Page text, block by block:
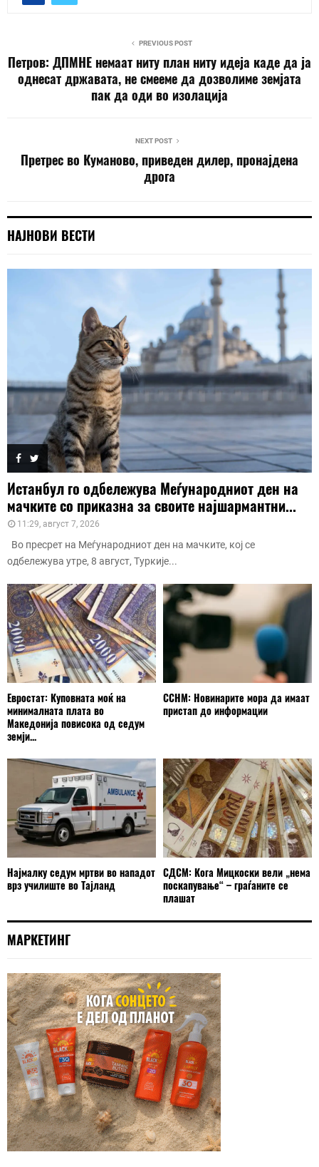
PREVIOUS POST
Петров: ДПМНЕ немаат ниту план ниту идеја каде да ја
однесат државата, не смееме да дозволиме земјата
пак да оди во изолација
NEXT POST
Претрес во Куманово, приведен дилер, пронајдена
дрога
НАЈНОВИ ВЕСТИ
Истанбул го одбележува Меѓународниот ден на
мачките со приказна за своите најшармантни...
11:29, август 7, 2026
Во пресрет на Меѓународниот ден на мачките, кој се
одбележува утре, 8 август, Туркије...
Евростат: Куповната моќ на
минималната плата во
Македонија повисока од седум
земји...
ССНМ: Новинарите мора да имаат
пристап до информации
Најмалку седум мртви во нападот
врз училиште во Тајланд
СДСМ: Кога Мицкоски вели „нема
поскапување“ – граѓаните се
плашат
МАРКЕТИНГ